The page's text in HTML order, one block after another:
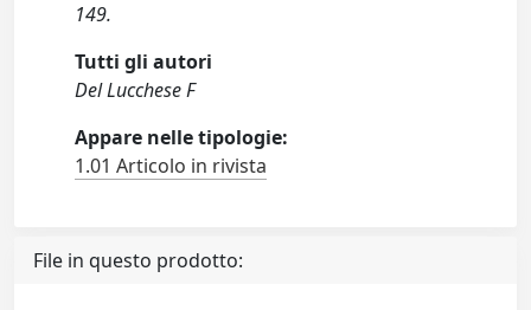
149.
Tutti gli autori
Del Lucchese F
Appare nelle tipologie:
1.01 Articolo in rivista
File in questo prodotto: